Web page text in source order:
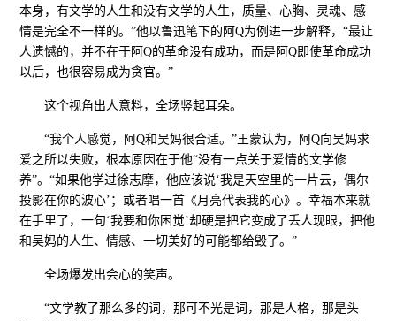
本身，有文学的人生和没有文学的人生，质量、心胸、灵魂、感
情是完全不一样的。”他以鲁迅笔下的阿Q为例进一步解释，“最让
人遗憾的，并不在于阿Q的革命没有成功，而是阿Q即使革命成功
以后，也很容易成为贪官。”
这个视角出人意料，全场竖起耳朵。
“我个人感觉，阿Q和吴妈很合适。”王蒙认为，阿Q向吴妈求
爱之所以失败，根本原因在于他“没有一点关于爱情的文学修
养”。“如果他学过徐志摩，他应该说‘我是天空里的一片云，偶尔
投影在你的波心’；或者唱一首《月亮代表我的心》。幸福本来就
在手里了，一句‘我要和你困觉’却硬是把它变成了丢人现眼，把他
和吴妈的人生、情感、一切美好的可能都给毁了。”
全场爆发出会心的笑声。
“文学教了那么多的词，那可不光是词，那是人格，那是头